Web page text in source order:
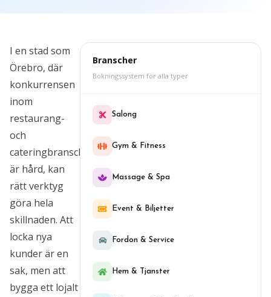
I en stad som
Örebro, där
konkurrensen
inom
restaurang-
och
cateringbranschen
är hård, kan
rätt verktyg
göra hela
skillnaden. Att
locka nya
kunder är en
sak, men att
bygga ett lojalt
Branscher
Bokningssystem för alla typer
Salong
Gym & Fitness
Massage & Spa
Event & Biljetter
Fordon & Service
Hem & Tjanster